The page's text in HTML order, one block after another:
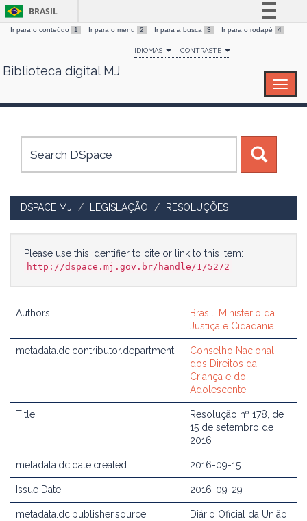
Skip
BRASIL
Simplifique!
Comunica BR
Canais
Ir para o conteúdo 1 Ir para o menu 2 Ir para a busca 3 Ir para o rodapé 4
IDIOMAS CONTRASTE
Biblioteca digital MJ
DSPACE MJ LEGISLAÇÃO RESOLUÇÕES
Please use this identifier to cite or link to this item:
http://dspace.mj.gov.br/handle/1/5272
Authors:
Brasil. Ministério da
Justiça e Cidadania
metadata.dc.contributor.department:
Conselho Nacional
dos Direitos da
Criança e do
Adolescente
Title:
Resolução nº 178, de
15 de setembro de
2016
metadata.dc.date.created: 2016-09-15
Issue Date: 2016-09-29
metadata.dc.publisher.source:
Diário Oficial da União,